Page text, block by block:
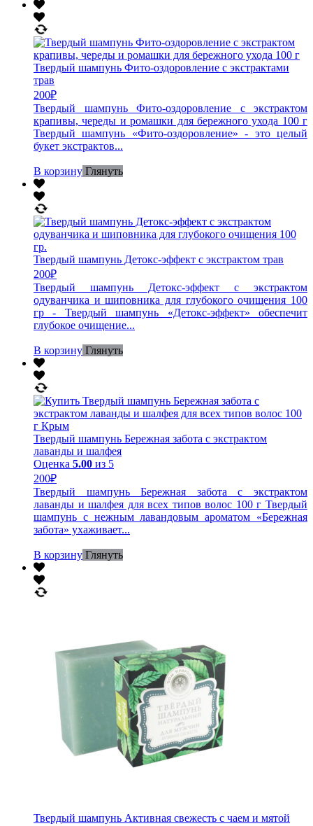
Твердый шампунь Фито-оздоровление с экстрактами
трав
200₽
Твердый шампунь Фито-оздоровление с экстрактом
крапивы, череды и ромашки для бережного ухода 100 г
Твердый шампунь «Фито-оздоровление» - это целый
букет экстрактов...
В корзину Глянуть
Твердый шампунь Детокс-эффект с экстрактом трав
200₽
Твердый шампунь Детокс-эффект с экстрактом
одуванчика и шиповника для глубокого очищения 100
гр - Твердый шампунь «Детокс-эффект» обеспечит
глубокое очищение...
В корзину Глянуть
Твердый шампунь Бережная забота с экстрактом
лаванды и шалфея
Оценка 5.00 из 5
200₽
Твердый шампунь Бережная забота с экстрактом
лаванды и шалфея для всех типов волос 100 г Твердый
шампунь с нежным лавандовым ароматом «Бережная
забота» ухаживает...
В корзину Глянуть
Твердый шампунь Активная свежесть с чаем и мятой